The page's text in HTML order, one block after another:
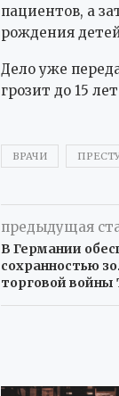
пациентов, а
рождения
Дело уже
грозит до 15
ВРАЧИ
предыдущая
В Германии
сохранностью
торговой войны